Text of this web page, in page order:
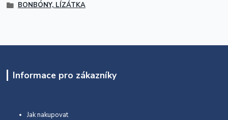
BONBÓNY, LÍZÁTKA
Informace pro zákazníky
Jak nakupovat